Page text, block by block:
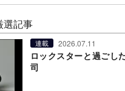
選記事
連載 2026.07.11
ロックスターと過ごし
司